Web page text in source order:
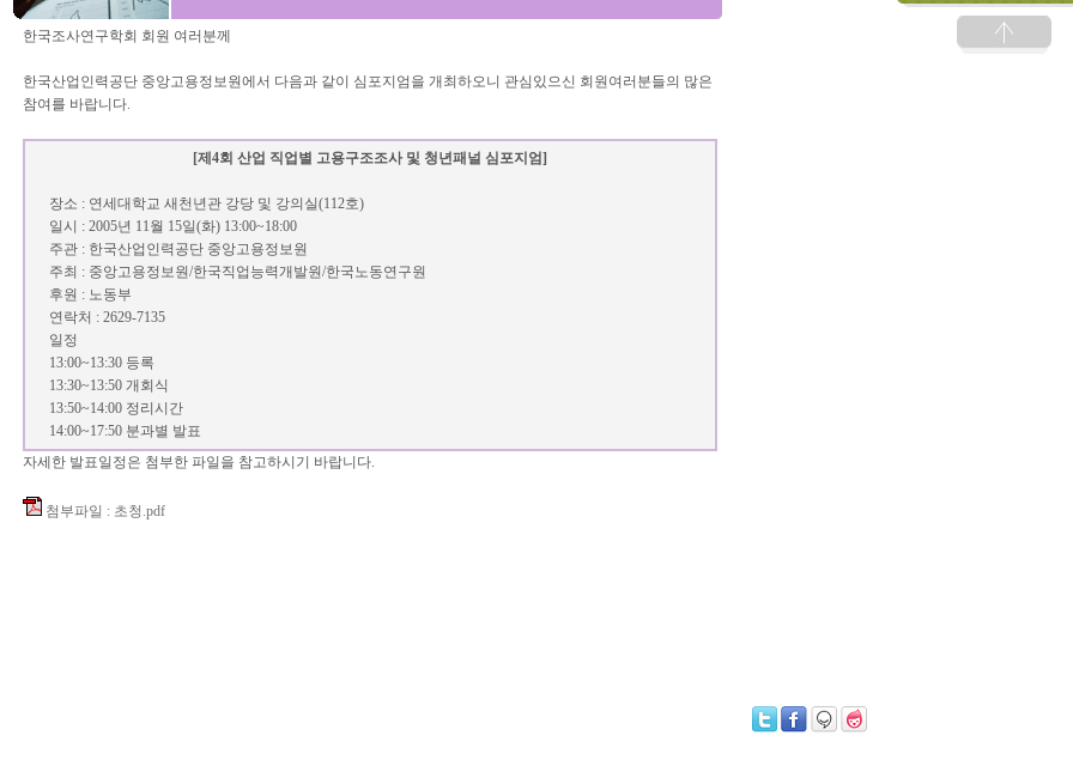
한국조사연구학회 회원 여러분께
한국산업인력공단 중앙고용정보원에서 다음과 같이 심포지엄을 개최하오니 관심있으신 회원여러분들의 많은
참여를 바랍니다.
[제4회 산업 직업별 고용구조조사 및 청년패널 심포지엄]
장소 : 연세대학교 새천년관 강당 및 강의실(112호)
일시 : 2005년 11월 15일(화) 13:00~18:00
주관 : 한국산업인력공단 중앙고용정보원
주최 : 중앙고용정보원/한국직업능력개발원/한국노동연구원
후원 : 노동부
연락처 : 2629-7135
일정
13:00~13:30 등록
13:30~13:50 개회식
13:50~14:00 정리시간
14:00~17:50 분과별 발표
자세한 발표일정은 첨부한 파일을 참고하시기 바랍니다.
첨부파일 : 초청.pdf